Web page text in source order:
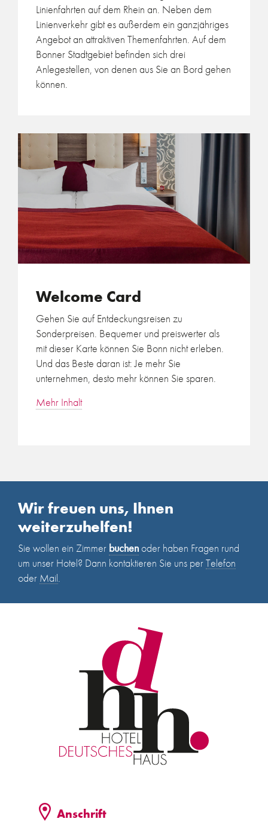
Linienfahrten auf dem Rhein an. Neben dem
Linienverkehr gibt es außerdem ein ganzjähriges
Angebot an attraktiven Themenfahrten. Auf dem
Bonner Stadtgebiet befinden sich drei
Anlegestellen, von denen aus Sie an Bord gehen
können.
Welcome Card
Gehen Sie auf Entdeckungsreisen zu
Sonderpreisen. Bequemer und preiswerter als
mit dieser Karte können Sie Bonn nicht erleben.
Und das Beste daran ist: Je mehr Sie
unternehmen, desto mehr können Sie sparen.
Mehr Inhalt
Wir freuen uns, Ihnen
weiterzuhelfen!
Sie wollen ein Zimmer buchenoder haben Fragen rund
um unser Hotel? Dann kontaktieren Sie uns perTelefon
oder Mail.
Anschrift